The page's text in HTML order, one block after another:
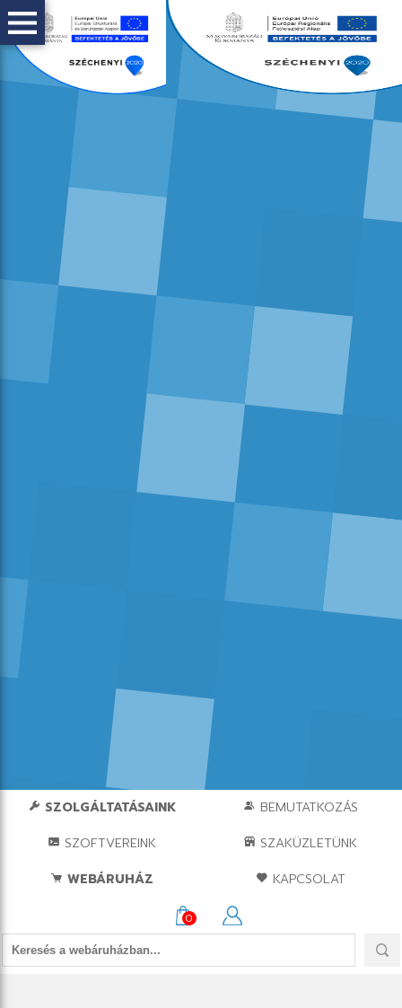
SZOLGÁLTATÁSAINK
BEMUTATKOZÁS
SZOFTVEREINK
SZAKÜZLETÜNK
WEBÁRUHÁZ
KAPCSOLAT
0